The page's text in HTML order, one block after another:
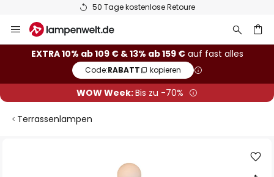
50 Tage kostenlose Retoure
Inhalt
springen
EXTRA 10% ab 109 € & 13% ab 159 €auf fast alles
Code:RABATT kopieren
WOW Week:Bis zu -70%
Terrassenlampen